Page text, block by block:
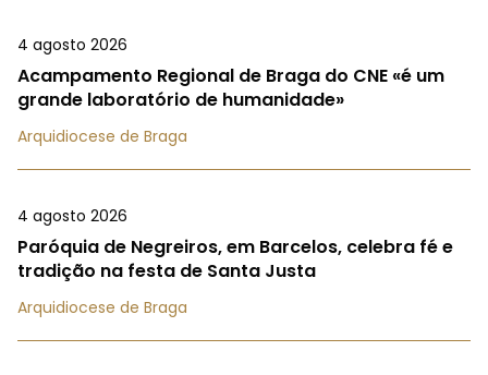
4 agosto 2026
Acampamento Regional de Braga do CNE «é um
grande laboratório de humanidade»
Arquidiocese de Braga
4 agosto 2026
Paróquia de Negreiros, em Barcelos, celebra fé e
tradição na festa de Santa Justa
Arquidiocese de Braga